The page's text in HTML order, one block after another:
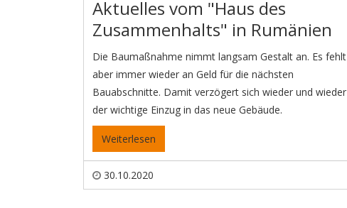
Aktuelles vom "Haus des
Zusammenhalts" in Rumänien
Die Baumaßnahme nimmt langsam Gestalt an. Es fehlt
aber immer wieder an Geld für die nächsten
Bauabschnitte. Damit verzögert sich wieder und wieder
der wichtige Einzug in das neue Gebäude.
Weiterlesen
30.10.2020